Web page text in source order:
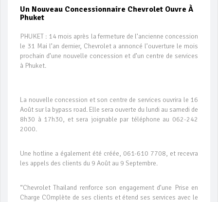
Un Nouveau Concessionnaire Chevrolet Ouvre À
Phuket
PHUKET : 14 mois après la fermeture de l’ancienne concession
le 31 Mai l’an dernier, Chevrolet a annoncé l’ouverture le mois
prochain d’une nouvelle concession et d’un centre de services
à Phuket.
La nouvelle concession et son centre de services ouvrira le 16
Août sur la bypass road. Elle sera ouverte du lundi au samedi de
8h30 à 17h30, et sera joignable par téléphone au 062-242
2000.
Une hotline a également été créée, 061-610 7708, et recevra
les appels des clients du 9 Août au 9 Septembre.
“Chevrolet Thailand renforce son engagement d’une Prise en
Charge COmplète de ses clients et étend ses services avec le